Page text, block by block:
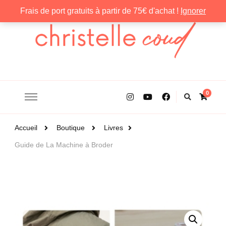
Frais de port gratuits à partir de 75€ d'achat ! Ignorer
0
Accueil Boutique Livres
Guide de La Machine à Broder